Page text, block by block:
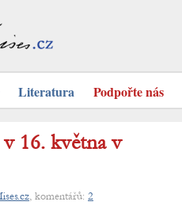
Literatura Podpořte nás
16. května v
, komentářů: 2